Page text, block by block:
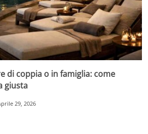
di coppia o in famiglia: come
giusta
29, 2026